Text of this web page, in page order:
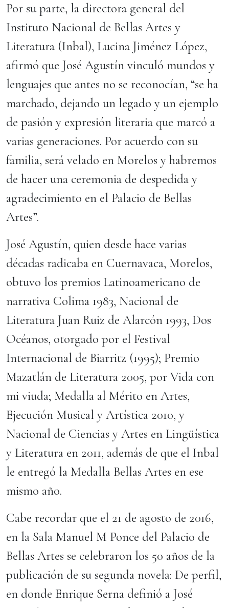
Por su parte, la directora general del
Instituto Nacional de Bellas Artes y
Literatura (Inbal), Lucina Jiménez López,
afirmó que José Agustín vinculó mundos y
lenguajes que antes no se reconocían, “se ha
marchado, dejando un legado y un ejemplo
de pasión y expresión literaria que marcó a
varias generaciones. Por acuerdo con su
familia, será velado en Morelos y habremos
de hacer una ceremonia de despedida y
agradecimiento en el Palacio de Bellas
Artes”.
José Agustín, quien desde hace varias
décadas radicaba en Cuernavaca, Morelos,
obtuvo los premios Latinoamericano de
narrativa Colima 1983, Nacional de
Literatura Juan Ruiz de Alarcón 1993, Dos
Océanos, otorgado por el Festival
Internacional de Biarritz (1995); Premio
Mazatlán de Literatura 2005, por Vida con
mi viuda; Medalla al Mérito en Artes,
Ejecución Musical y Artística 2010, y
Nacional de Ciencias y Artes en Lingüística
y Literatura en 2011, además de que el Inbal
le entregó la Medalla Bellas Artes en ese
mismo año.
Cabe recordar que el 21 de agosto de 2016,
en la Sala Manuel M Ponce del Palacio de
Bellas Artes se celebraron los 50 años de la
publicación de su segunda novela: De perfil,
en donde Enrique Serna definió a José